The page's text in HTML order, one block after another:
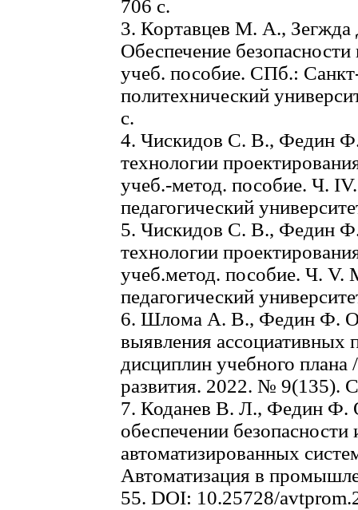
706 с.
3. Кортавцев М. А.,
Обеспечение
учеб. пособие. СПб.:
политехнический
с.
4. Чискидов С. В., Федин
технологии
учеб.-метод. пособие. Ч.
педагогический
5. Чискидов С. В., Федин
технологии
учеб.­метод. пособие. Ч. V.
педагогический
6. Шлома А. В., Федин Ф.
выявления ассоциативных
дисциплин учебного плана
развития. 2022. № 9(135).
7. Коданев В. Л., Федин Ф.
обеспечении
автоматизированных
Автоматизация в
55. DOI: 10.25728/